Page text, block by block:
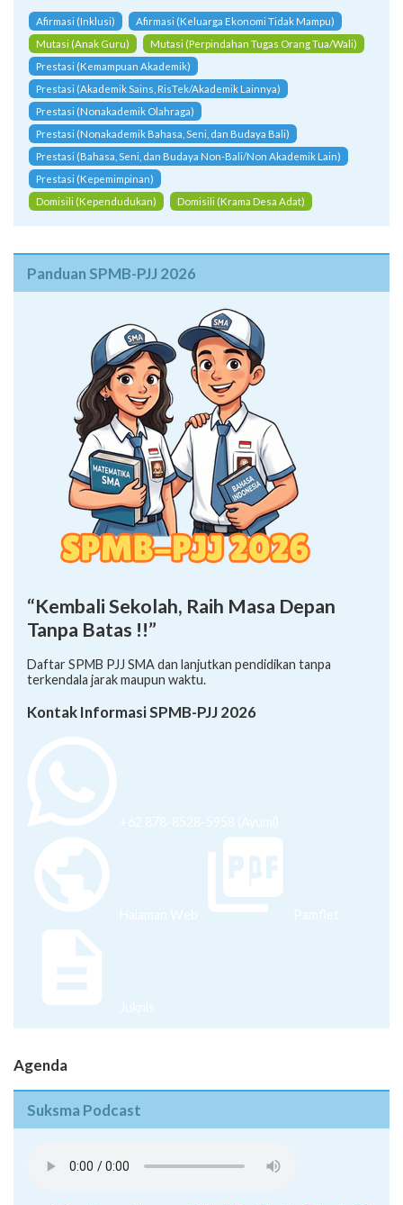
Afirmasi (Inklusi)
Afirmasi (Keluarga Ekonomi Tidak Mampu)
Mutasi (Anak Guru)
Mutasi (Perpindahan Tugas Orang Tua/Wali)
Prestasi (Kemampuan Akademik)
Prestasi (Akademik Sains, RisTek/Akademik Lainnya)
Prestasi (Nonakademik Olahraga)
Prestasi (Nonakademik Bahasa, Seni, dan Budaya Bali)
Prestasi (Bahasa, Seni, dan Budaya Non-Bali/Non Akademik Lain)
Prestasi (Kepemimpinan)
Domisili (Kependudukan)
Domisili (Krama Desa Adat)
Panduan SPMB-PJJ 2026
“Kembali Sekolah, Raih Masa Depan
Tanpa Batas !!”
Daftar SPMB PJJ SMA dan lanjutkan pendidikan tanpa
terkendala jarak maupun waktu.
Kontak Informasi SPMB-PJJ 2026
+62 878-8528-5958 (Ayumi)
Halaman Web Pamflet
Juknis
Agenda
Suksma Podcast